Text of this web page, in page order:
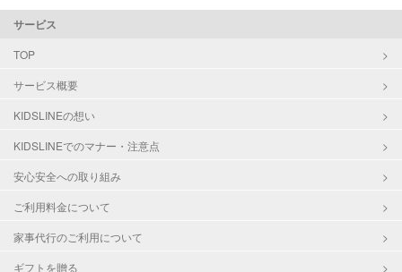
サービス
TOP
サービス概要
KIDSLINEの想い
KIDSLINEでのマナー・注意点
安心安全への取り組み
ご利用料金について
家事代行のご利用について
ギフトを贈る